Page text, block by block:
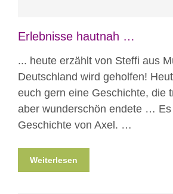
Erlebnisse hautnah …
... heute erzählt von Steffi aus
Deutschland wird geholfen!
euch gern eine Geschichte, die
aber wunderschön endete … Es
Geschichte von Axel. …
Weiterlesen